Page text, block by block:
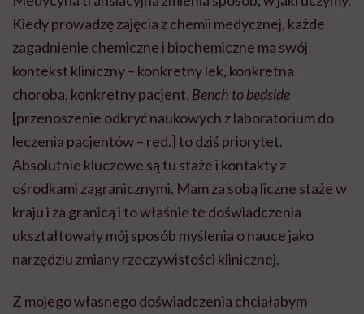
Kiedy prowadzę zajęcia z chemii medycznej, każde
zagadnienie chemiczne i biochemiczne ma swój
kontekst kliniczny – konkretny lek, konkretna
choroba, konkretny pacjent. Bench to bedside
[przenoszenie odkryć naukowych z laboratorium do
leczenia pacjentów – red.] to dziś priorytet.
Absolutnie kluczowe są tu staże i kontakty z
ośrodkami zagranicznymi. Mam za sobą liczne staże w
kraju i za granicą i to właśnie te doświadczenia
ukształtowały mój sposób myślenia o nauce jako
narzędziu zmiany rzeczywistości klinicznej.
Z mojego własnego doświadczenia chciałabym